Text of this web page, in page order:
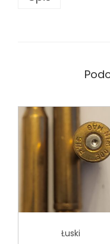
Łuski